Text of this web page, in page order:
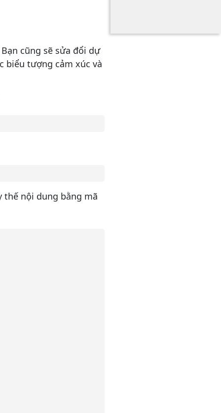
cũng sẽ sửa đổi dự
biểu tượng cảm xúc và
thế nội dung bằng mã